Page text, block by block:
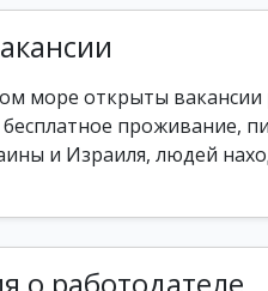
море открыты
бесплатное проживание,
и Израиля, людей